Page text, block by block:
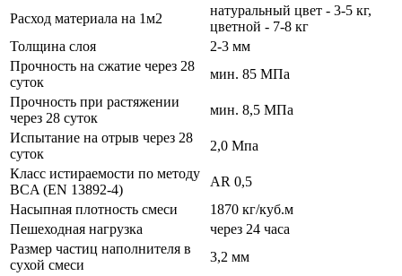
Расход материала на 1м2
натуральный цвет - 3-5 кг,
цветной - 7-8 кг
Толщина слоя
2-3 мм
Прочность на сжатие через 28
суток
мин. 85 МПа
Прочность при растяжении
через 28 суток
мин. 8,5 МПа
Испытание на отрыв через 28
суток
2,0 Мпа
Класс истираемости по методу
BCA (EN 13892-4)
AR 0,5
Насыпная плотность смеси
1870 кг/куб.м
Пешеходная нагрузка
через 24 часа
Размер частиц наполнителя в
сухой смеси
3,2 мм